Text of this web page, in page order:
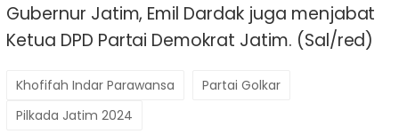
Gubernur Jatim, Emil Dardak juga menjabat
Ketua DPD Partai Demokrat Jatim. (Sal/red)
Khofifah Indar Parawansa
Partai Golkar
Pilkada Jatim 2024